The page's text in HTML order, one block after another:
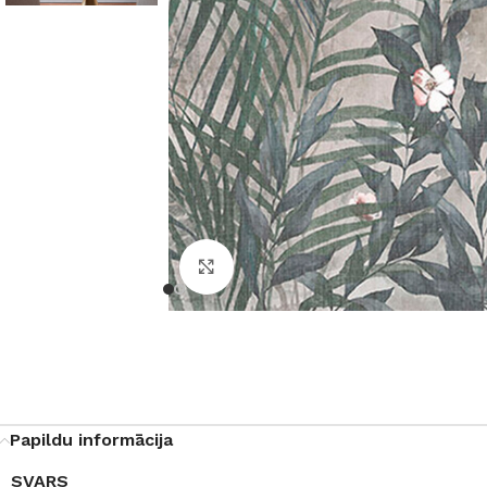
Noklikšķiniet, lai palielinātu
Papildu informācija
SVARS